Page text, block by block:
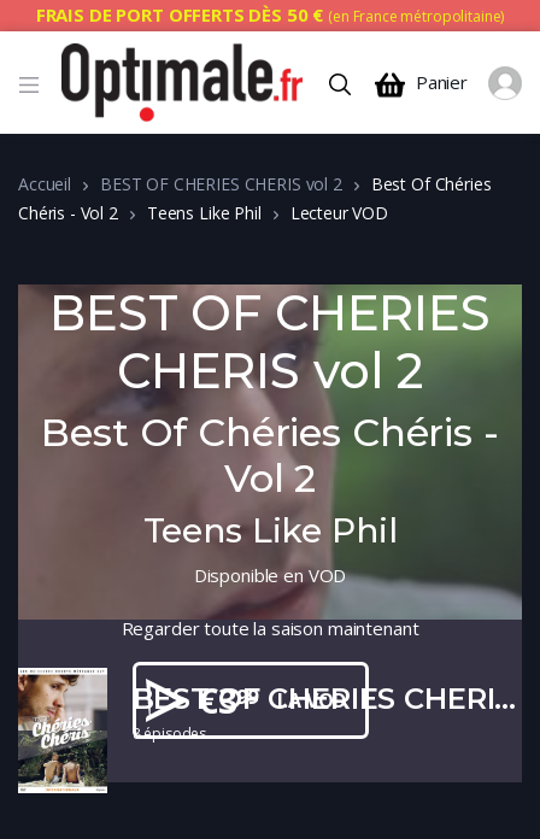
FRAIS DE PORT OFFERTS DÈS 50 € (en France métropolitaine)
Panier
Accueil BEST OF CHERIES CHERIS vol 2
Best Of Chéries
Chéris - Vol 2
Teens Like Phil Lecteur VOD
BEST OF CHERIES
CHERIS vol 2
Best Of Chéries Chéris -
Vol 2
Teens Like Phil
Disponible en VOD
Regarder toute la saison maintenant
€399 LA VOD BEST OF CHERIES CHERIS vol 2
8 épisodes